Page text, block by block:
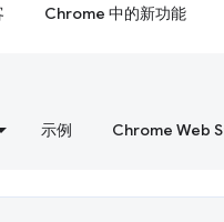
Chrome 中的新功能
示例 Chrome Web